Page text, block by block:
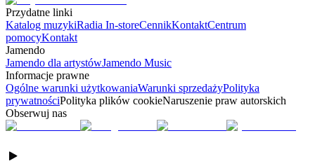
Przydatne linki
Katalog muzykiRadia In-storeCennikKontaktCentrum
pomocyKontakt
Jamendo
Jamendo dla artystówJamendo Music
Informacje prawne
Ogólne warunki użytkowaniaWarunki sprzedażyPolityka
prywatnościPolityka plików cookieNaruszenie praw autorskich
Obserwuj nas